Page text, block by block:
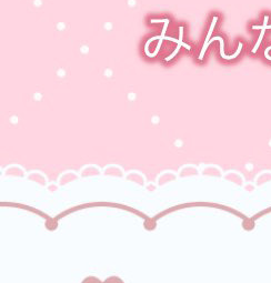
【1ヶ月/乱視用】 トリカ サンセット
ン、乱視カラコン、格安乱視用カラ
視カラコン、遠視用カラコン、遠視
ト、格安乱視用カラコン専門店のシ
【1ヶ月/乱視用】 トリカ サンセット
ン、乱視カラコン、格安乱視用カラ
視カラコン、遠視用カラコン、遠視
ト、格安乱視用カラコン専門店のオ
ック (ト
【1ヶ月/乱視用】 トリカ サンセット
ン、乱視カラコン、格安乱視用カラ
視カラコン、遠視用カラコン、遠視